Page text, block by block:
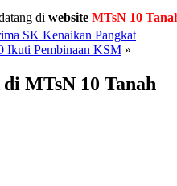
di website MTsN 10 Tanah
SK Kenaikan Pangkat
Ikuti Pembinaan KSM »
MTsN 10 Tanah